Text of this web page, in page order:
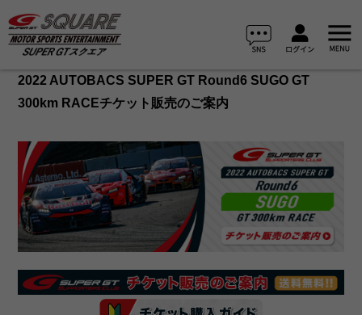
2022 AUTOBACS SUPER GT Round6 SUGO GT
300km RACEチケット販売のご案内